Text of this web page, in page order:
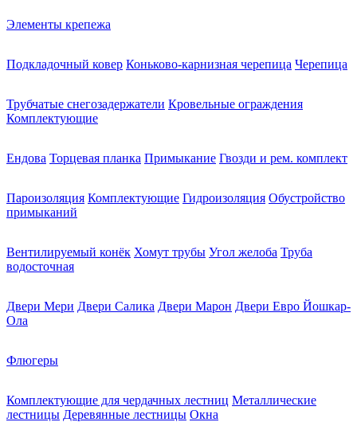
Элементы крепежа
Подкладочный ковер Коньково-карнизная черепица Черепица
Трубчатые снегозадержатели Кровельные ограждения
Комплектующие
Ендова Торцевая планка Примыкание Гвозди и рем. комплект
Пароизоляция Комплектующие Гидроизоляция Обустройство
примыканий
Вентилируемый конёк Хомут трубы Угол желоба Труба
водосточная
Двери Мери Двери Салика Двери Марон Двери Евро Йошкар-
Ола
Флюгеры
Комплектующие для чердачных лестниц Металлические
лестницы Деревянные лестницы Окна